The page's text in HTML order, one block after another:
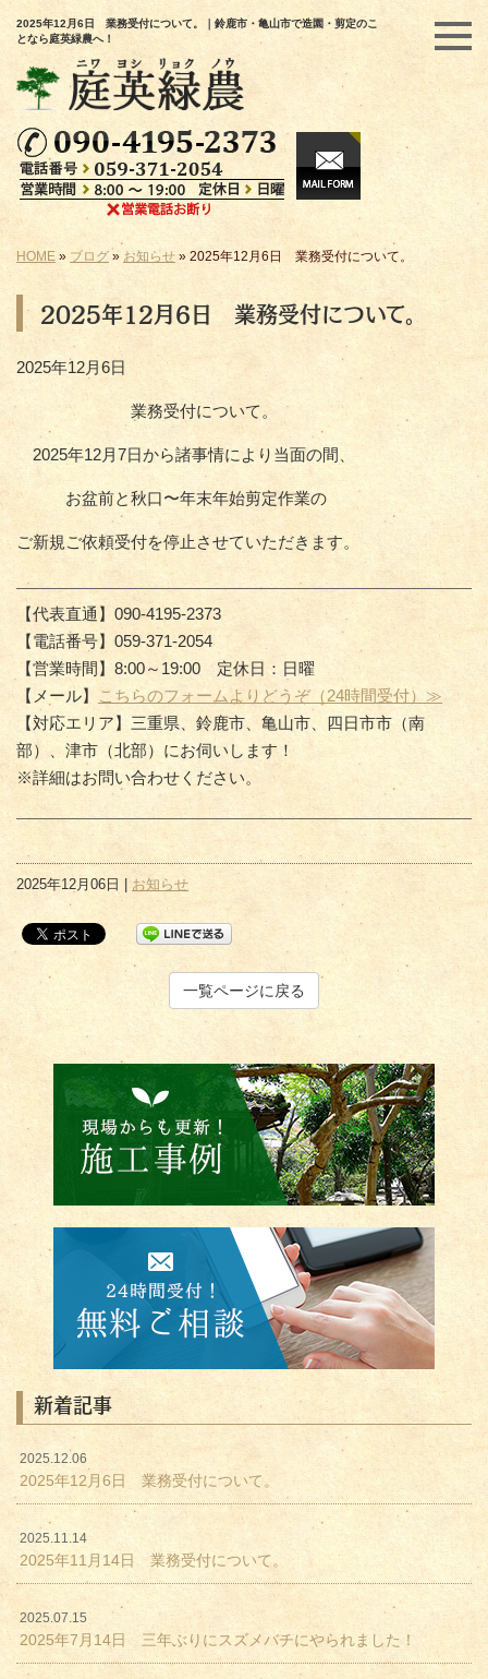
2025年12月6日 業務受付について。｜鈴鹿市・亀山市で造園・剪定のこ
となら庭英緑農へ！
HOME » ブログ » お知らせ » 2025年12月6日 業務受付について。
2025年12月6日 業務受付について。
2025年12月6日
業務受付について。
2025年12月7日から諸事情により当面の間、
お盆前と秋口〜年末年始剪定作業の
ご新規ご依頼受付を停止させていただきます。
【代表直通】090-4195-2373
【電話番号】059-371-2054
【営業時間】8:00～19:00 定休日：日曜
【メール】
こちらのフォームよりどうぞ（24時間受付）≫
【対応エリア】三重県、鈴鹿市、亀山市、四日市市（南
部）、津市（北部）にお伺いします！
※詳細はお問い合わせください。
2025年12月06日 | お知らせ
一覧ページに戻る
新着記事
2025.12.06
2025年12月6日 業務受付について。
2025.11.14
2025年11月14日 業務受付について。
2025.07.15
2025年7月14日 三年ぶりにスズメバチにやられました！